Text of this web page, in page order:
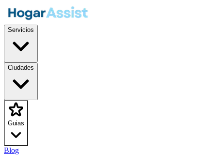
Servicios
Ciudades
Guias
Blog